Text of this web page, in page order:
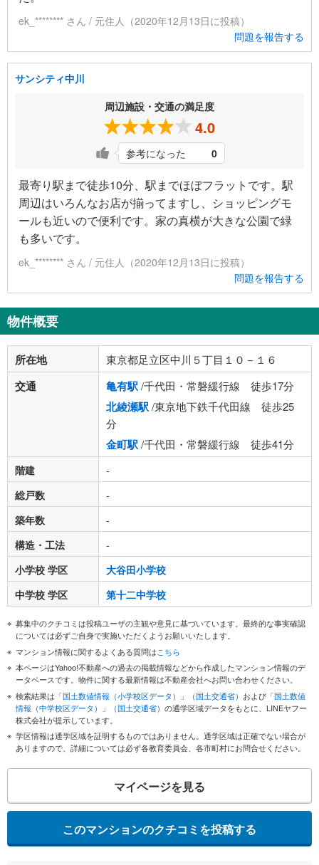
ek_******** さん / 元住人（2020年12月13日に投稿）
問題を報告する
サンシティ中川
周辺施設・交通の満足度
4.0
参考になった 0
最寄り駅まで徒歩10分、駅までほぼフラットです。駅
周辺はいろんなお店が揃ってますし、ショッピングモ
ールも近いので便利です。家の真横が大きな公園で緑
も多いです。
ek_******** さん / 元住人（2020年12月13日に投稿）
問題を報告する
物件概要
所在地 東京都足立区中川５丁目１０－１６
交通 亀有駅/千代田・常磐緩行線 徒歩17分
北綾瀬駅/東京地下鉄千代田線 徒歩25
分
金町駅/千代田・常磐緩行線 徒歩41分
階建
-
総戸数
-
築年数
-
構造・工法
-
小学校 学区
大谷田小学校
中学校 学区
第十二中学校
募集中のクチコミは投稿ユーザの主観や意見に基づいています。最終的な事実確認
については必ずご自身で実施いただくようお願いいたします。
マンション情報に関するよくある質問はこちら
本ページはYahoo!不動産への過去の掲載情報などから作成したマンション情報のデ
ータベースです。物件に関する最新情報は不動産会社へお問い合わせください。
検索結果は 「国土数値情報（小学校区データ）」（国土交通省） および 「国土数値
情報（中学校区データ）」（国土交通省） の通学区域データをもとに、LINEヤフー
株式会社が提示しています。
学区情報は通学区域を証明するものではありません。通学区域は正確でない場合が
ありますので、詳細については必ず各教育委員会、各市町村にお問合せください。
マイページを見る
このマンションのクチコミを投稿する